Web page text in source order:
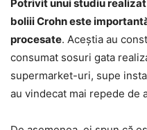
Potrivit unui studiu
boliii Crohn este
procesate. Aceștia au
consumat sosuri gata
supermarket-uri, supe
au vindecat mai repede de